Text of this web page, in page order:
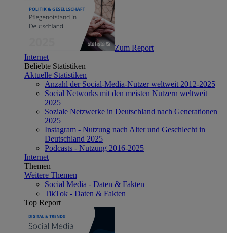
Zum Report
Internet
Beliebte Statistiken
Aktuelle Statistiken
Anzahl der Social-Media-Nutzer weltweit 2012-2025
Social Networks mit den meisten Nutzern weltweit
2025
Soziale Netzwerke in Deutschland nach Generationen
2025
Instagram - Nutzung nach Alter und Geschlecht in
Deutschland 2025
Podcasts - Nutzung 2016-2025
Internet
Themen
Weitere Themen
Social Media - Daten & Fakten
TikTok - Daten & Fakten
Top Report